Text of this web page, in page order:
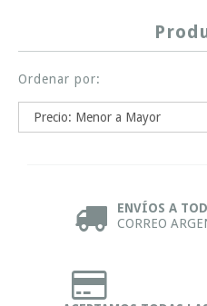
Ordenar por:
ENVÍOS A
CORREO